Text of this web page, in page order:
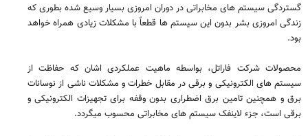
گستردگی سیستم های مخابراتی در دوران امروزی بسیار وسیع شده بطوری که
زندگی امروزی بشر بدون این سیستم ها قطعاً با مشکلات زیادی همراه خواهد
بود.
محصولات شرکت فاراتل، بواسطه ماهیت عملکردی اشان که حفاظت از
سیستم های الکترونیکی و برقی در مقابل خطرات و مشکلات ناشی از نوسانات
برق و همچنین تامین برق اضطراری بدون وقفه برای تجهیزات الکترونیکی و
برقی است، جزء لاینفک سیستم های مخابراتی محسوب میگردد.